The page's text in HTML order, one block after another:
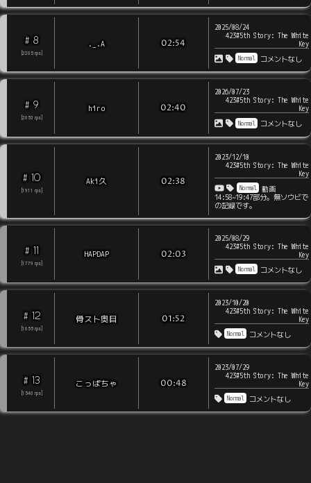
# 8
2205 rps
._.A 02:54
2025/08/24
423#5th Story: The White
Key
Normal コメントなし
# 9
2053 rps
hiro 02:40
2026/07/23
423#5th Story: The White
Key
Normal コメントなし
# 10
1911 rps
Aki久 02:38
2023/12/10
423#5th Story: The White
Key
Normal
動画
14:58~19:47部分。無ソウビで
の記録です。
# 11
1779 rps
HAPDAP 02:03
2025/08/29
423#5th Story: The White
Key
Normal コメントなし
# 12
1655 rps
骨スト奥目 01:52
2023/10/20
423#5th Story: The White
Key
Normal コメントなし
# 13
1540 rps
こっぱちゃ 00:48
2023/07/29
423#5th Story: The White
Key
Normal コメントなし